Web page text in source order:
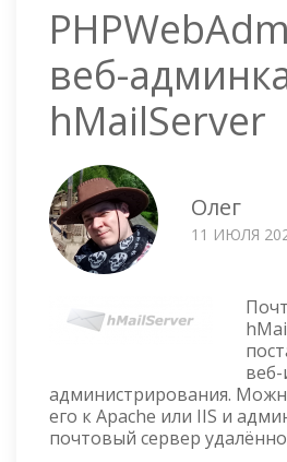
веб-
hMailServer
Олег
11 ИЮЛЯ
администрирования.
его к Apache или IIS и
почтовый сервер